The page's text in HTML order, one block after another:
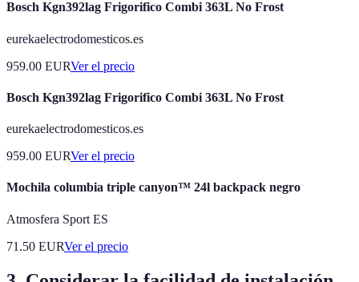
Bosch Kgn392lag Frigorifico Combi 363L No Frost
eurekaelectrodomesticos.es
959.00 EURVer el precio
Bosch Kgn392lag Frigorifico Combi 363L No Frost
eurekaelectrodomesticos.es
959.00 EURVer el precio
Mochila columbia triple canyon™ 24l backpack negro
Atmosfera Sport ES
71.50 EURVer el precio